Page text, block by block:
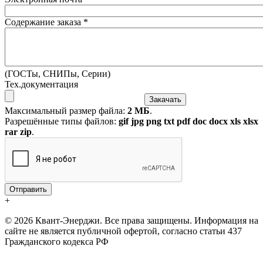
Содержание заказа *
(ГОСТы, СНИПы, Серии)
Тех.документация
Максимальный размер файла: 2 МБ.
Разрешённые типы файлов: gif jpg png txt pdf doc docx xls xlsx
rar zip.
+
© 2026 Квант-Энерджи. Все права защищены. Информация на
сайте не является публичной офертой, согласно статьи 437
Гражданского кодекса РФ